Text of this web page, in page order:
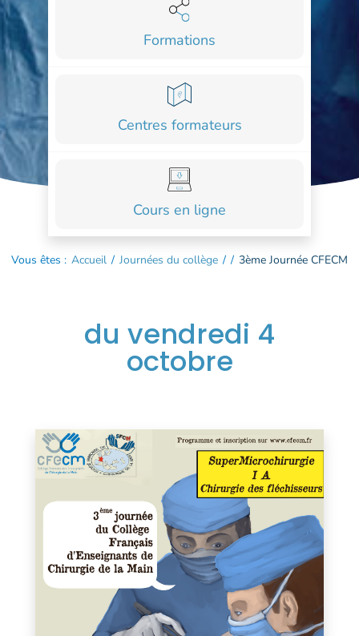
Formations
Centres formateurs
Cours en ligne
Vous êtes : Accueil / Journées du collège / / 3ème Journée CFECM
du vendredi 4
octobre
COURS
FORMATIONS
CONTACT
ACCOUNT_CIRCLE